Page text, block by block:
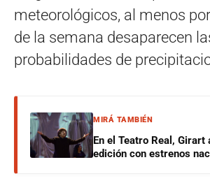
meteorológicos, al menos
de la semana desaparecen
probabilidades de
MIRÁ TAMBIÉN
En el Teatro Real, Girart
edición con estrenos